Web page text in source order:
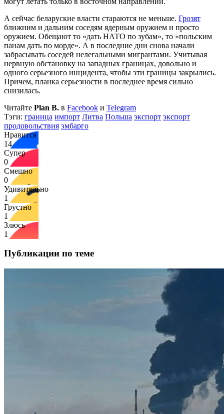
А сейчас беларуские власти стараются не меньше. Грозят
ближним и дальним соседям ядерным оружием и просто
оружием. Обещают то «дать НАТО по зубам», то «польским
панам дать по морде». А в последние дни снова начали
забрасывать соседей нелегальными мигрантами. Учитывая
нервную обстановку на западных границах, довольно и
одного серьезного инцидента, чтобы эти границы закрылись.
Причем, планка серьезности в последнее время сильно
снизилась.
Читайте Plan B. в Facebook и Telegram
Тэги: граница импорт Литва Польша экспорт экспорт
продовольствия эмбарго
Нравится
14
Супер
0
Смешно
0
Удивительно
1
Грустно
1
Злюсь
1
Публикации по теме